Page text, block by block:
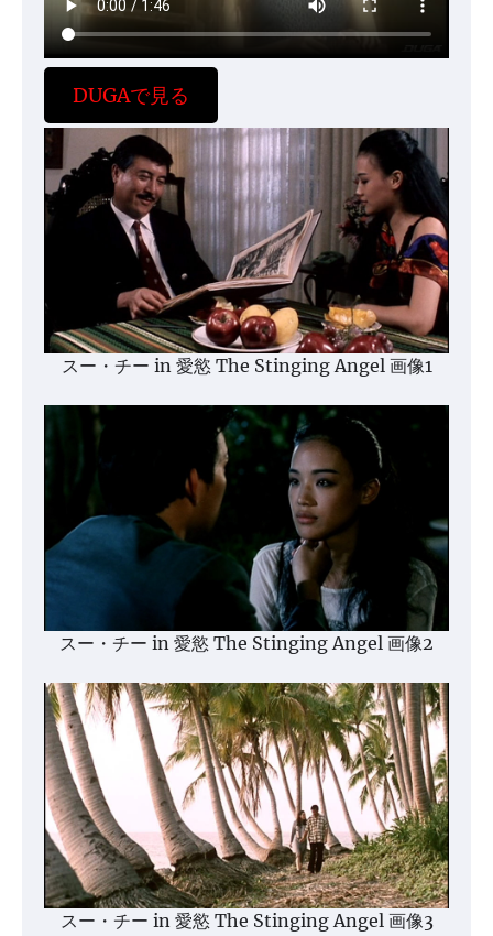
DUGAで見る
スー・チー in 愛慾 The Stinging Angel 画像1
スー・チー in 愛慾 The Stinging Angel 画像2
スー・チー in 愛慾 The Stinging Angel 画像3